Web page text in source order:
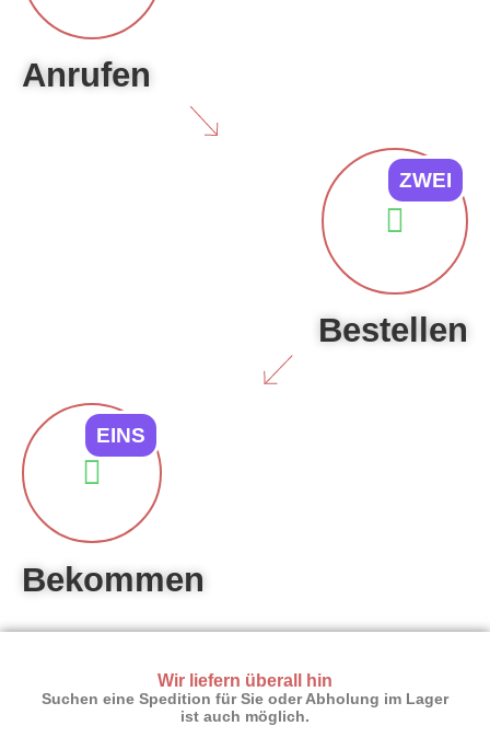
Anrufen
ZWEI
Bestellen
EINS
Bekommen
Wir liefern überall hin
Suchen eine Spedition für Sie oder Abholung im Lager
ist auch möglich.